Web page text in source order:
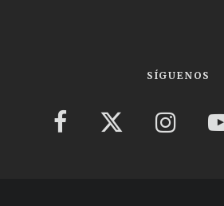
SÍGUENOS